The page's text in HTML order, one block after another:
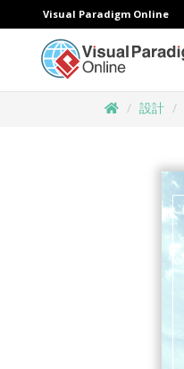
Visual Paradigm Online
設計